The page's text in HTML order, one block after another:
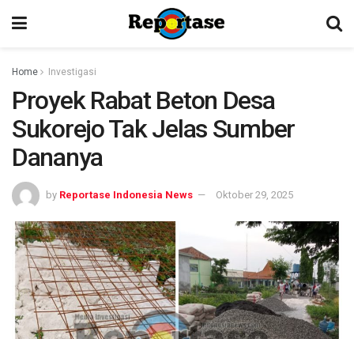
Home Investigasi
Proyek Rabat Beton Desa
Sukorejo Tak Jelas Sumber
Dananya
by Reportase Indonesia News Oktober 29, 2025